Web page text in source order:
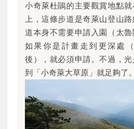
小奇萊杜鵑的主要觀賞地點就
上，這條步道是奇萊山登山
道本身不需要申請入園（太
如果你是計畫走到更深處
後），就必須申請。不過，
到「小奇萊大草原」就足夠了。